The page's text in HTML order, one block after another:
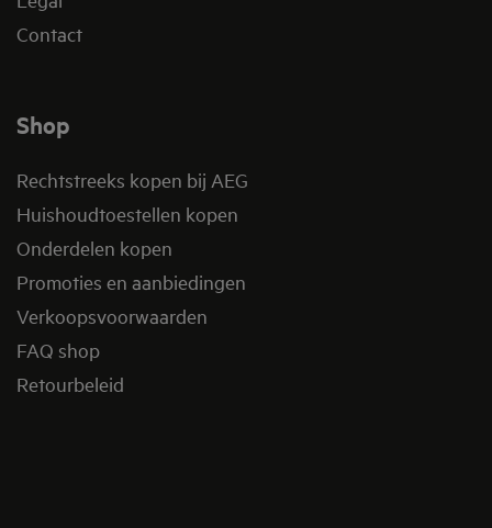
Contact
Shop
Rechtstreeks kopen bij AEG
Huishoudtoestellen kopen
Onderdelen kopen
Promoties en aanbiedingen
Verkoopsvoorwaarden
FAQ shop
Retourbeleid​